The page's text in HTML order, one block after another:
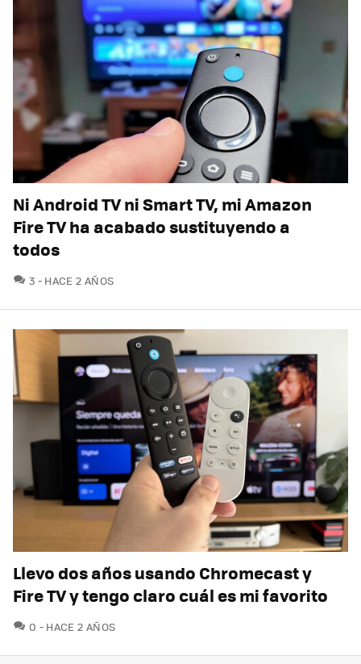
Ni Android TV ni Smart TV, mi Amazon
Fire TV ha acabado sustituyendo a
todos
3 COMENTARIOS
HACE 2 AÑOS
Llevo dos años usando Chromecast y
Fire TV y tengo claro cuál es mi favorito
0 COMENTARIOS
HACE 2 AÑOS